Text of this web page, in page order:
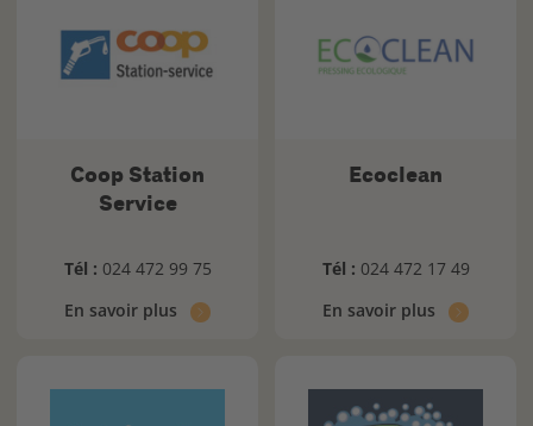
Coop Station
Service
Tél : 024 472 99 75
En savoir plus
Ecoclean
Tél : 024 472 17 49
En savoir plus